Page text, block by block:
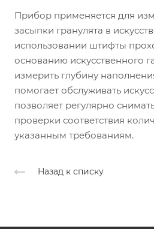
Прибор применяется для
засыпки гранулята в
использовании штифты
основанию искусственного
измерить глубину
помогает обслуживать
позволяет регулярно
проверки соответствия
указанным требованиям.
Назад к списку